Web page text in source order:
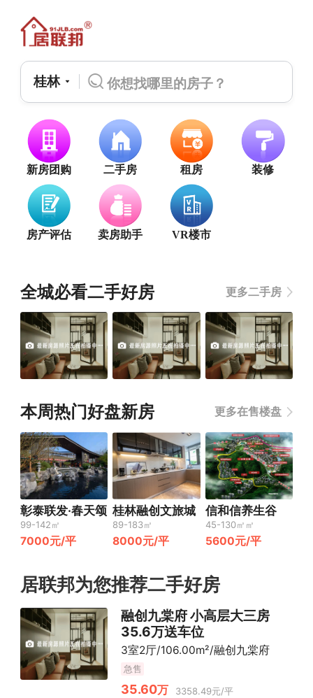
桂林
新房团购 二手房 租房 装修
房产评估 卖房助手 VR楼市
全城必看二手好房 更多二手房
本周热门好盘新房 更多在售楼盘
彰泰联发·春天颂
99-142㎡
7000元/平
桂林融创文旅城
89-183㎡
8000元/平
信和信养生谷
45-130㎡㎡
5600元/平
居联邦为您推荐二手好房
融创九棠府 小高层大三房
35.6万送车位
3室2厅/106.00m²/融创九棠府
急售
35.60万 3358.49元/平